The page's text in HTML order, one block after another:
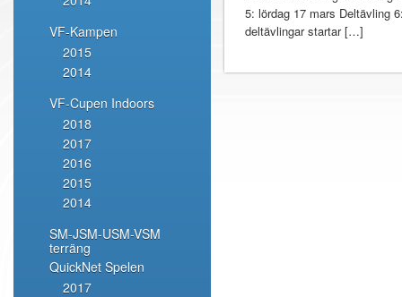
VF-Kampen
2015
2014
VF-Cupen Indoors
2018
2017
2016
2015
2014
SM-JSM-USM-VSM
terräng
QuickNet Spelen
2017
5: lördag 17 mars Deltävling
deltävlingar startar […]